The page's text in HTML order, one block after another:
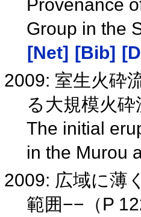
Provenance
Group in the
[Net] [Bib]
2009: 室生火砕
る大規模火
The initial
in the Murou
2009: 広域に薄
範囲−−（P